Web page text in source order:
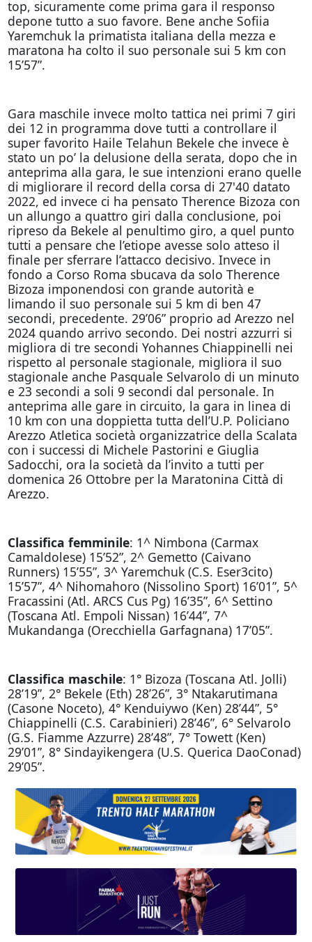
top, sicuramente come prima gara il responso
depone tutto a suo favore. Bene anche Sofiia
Yaremchuk la primatista italiana della mezza e
maratona ha colto il suo personale sui 5 km con
15’57”.
Gara maschile invece molto tattica nei primi 7 giri
dei 12 in programma dove tutti a controllare il
super favorito Haile Telahun Bekele che invece è
stato un po’ la delusione della serata, dopo che in
anteprima alla gara, le sue intenzioni erano quelle
di migliorare il record della corsa di 27'40 datato
2022, ed invece ci ha pensato Therence Bizoza con
un allungo a quattro giri dalla conclusione, poi
ripreso da Bekele al penultimo giro, a quel punto
tutti a pensare che l’etiope avesse solo atteso il
finale per sferrare l’attacco decisivo. Invece in
fondo a Corso Roma sbucava da solo Therence
Bizoza imponendosi con grande autorità e
limando il suo personale sui 5 km di ben 47
secondi, precedente. 29’06” proprio ad Arezzo nel
2024 quando arrivo secondo. Dei nostri azzurri si
migliora di tre secondi Yohannes Chiappinelli nei
rispetto al personale stagionale, migliora il suo
stagionale anche Pasquale Selvarolo di un minuto
e 23 secondi a soli 9 secondi dal personale. In
anteprima alle gare in circuito, la gara in linea di
10 km con una doppietta tutta dell’U.P. Policiano
Arezzo Atletica società organizzatrice della Scalata
con i successi di Michele Pastorini e Giuglia
Sadocchi, ora la società da l’invito a tutti per
domenica 26 Ottobre per la Maratonina Città di
Arezzo.
Classifica femminile: 1^ Nimbona (Carmax
Camaldolese) 15’52”, 2^ Gemetto (Caivano
Runners) 15’55”, 3^ Yaremchuk (C.S. Eser3cito)
15’57”, 4^ Nihomahoro (Nissolino Sport) 16’01”, 5^
Fracassini (Atl. ARCS Cus Pg) 16’35”, 6^ Settino
(Toscana Atl. Empoli Nissan) 16’44”, 7^
Mukandanga (Orecchiella Garfagnana) 17’05”.
Classifica maschile: 1° Bizoza (Toscana Atl. Jolli)
28’19”, 2° Bekele (Eth) 28’26”, 3° Ntakarutimana
(Casone Noceto), 4° Kenduiywo (Ken) 28’44”, 5°
Chiappinelli (C.S. Carabinieri) 28’46”, 6° Selvarolo
(G.S. Fiamme Azzurre) 28’48”, 7° Towett (Ken)
29’01”, 8° Sindayikengera (U.S. Querica DaoConad)
29’05”.